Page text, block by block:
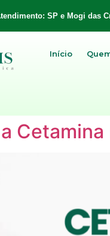
SP e Mogi das
Início